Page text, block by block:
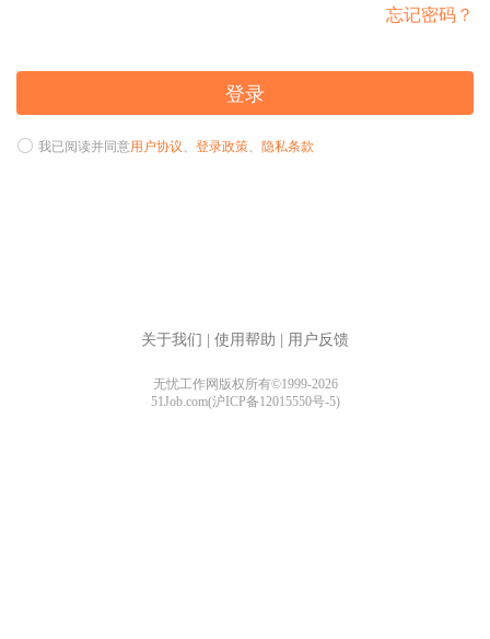
忘记密码？
登录
我已阅读并同意用户协议、 登录政策、 隐私条款
关于我们 使用帮助 用户反馈
无忧工作网版权所有©1999-2026
51Job.com(沪ICP备12015550号-5)